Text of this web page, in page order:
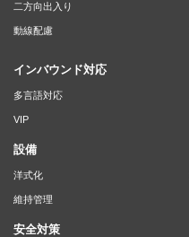
二方向出入り
動線配慮
インバウンド対応
多言語対応
VIP
設備
洋式化
維持管理
安全対策